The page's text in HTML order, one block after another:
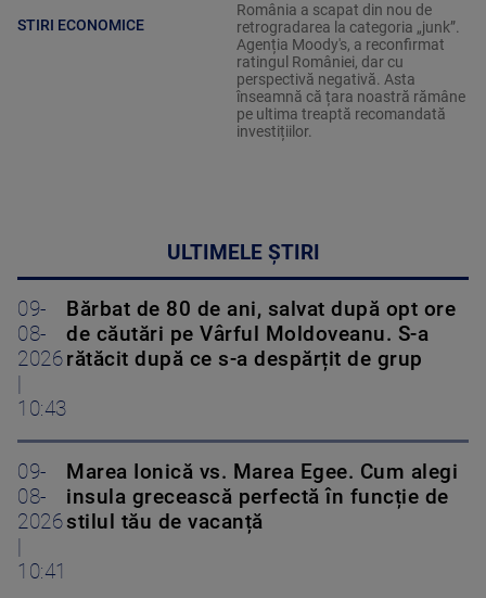
STIRI ECONOMICE
România a scapat din nou de
retrogradarea la categoria „junk”.
Agenția Moody's, a reconfirmat
ratingul României, dar cu
perspectivă negativă. Asta
înseamnă că țara noastră rămâne
pe ultima treaptă recomandată
investițiilor.
ULTIMELE ȘTIRI
09-
08-
2026
10:43
Bărbat de 80 de ani, salvat după opt ore
de căutări pe Vârful Moldoveanu. S-a
rătăcit după ce s-a despărțit de grup
09-
08-
2026
10:41
Marea Ionică vs. Marea Egee. Cum alegi
insula grecească perfectă în funcție de
stilul tău de vacanță